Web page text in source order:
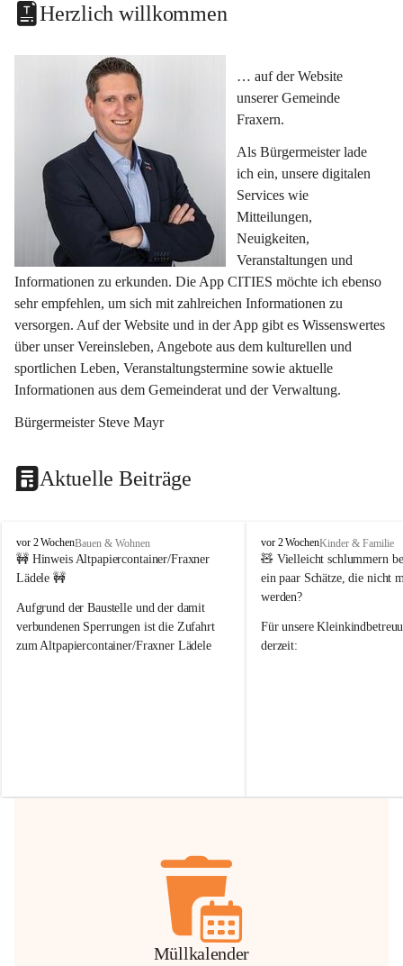
Herzlich willkommen
… auf der Website
unserer Gemeinde
Fraxern.
Als Bürgermeister lade
ich ein, unsere digitalen
Services wie
Mitteilungen,
Neuigkeiten,
Veranstaltungen und
Informationen zu erkunden. Die App CITIES möchte ich ebenso
sehr empfehlen, um sich mit zahlreichen Informationen zu
versorgen. Auf der Website und in der App gibt es Wissenswertes
über unser Vereinsleben, Angebote aus dem kulturellen und
sportlichen Leben, Veranstaltungstermine sowie aktuelle
Informationen aus dem Gemeinderat und der Verwaltung.
Bürgermeister Steve Mayr
Aktuelle Beiträge
F
r
a
e
r
n
vor 2 WochenBauen & Wohnen
🚧 Hinweis Altpapiercontainer/Fraxner
Lädele 🚧
Aufgrund der Baustelle und der damit
verbundenen Sperrungen ist die Zufahrt
zum Altpapiercontainer/Fraxner Lädele
Hilfsbereitschaft!
F
r
a
x
r
n
vor 2 WochenKinder & Familie
🧸 Vielleicht schlummern
ein paar Schätze, die nicht
werden?
Für unsere
derzeit:
Müllkalender